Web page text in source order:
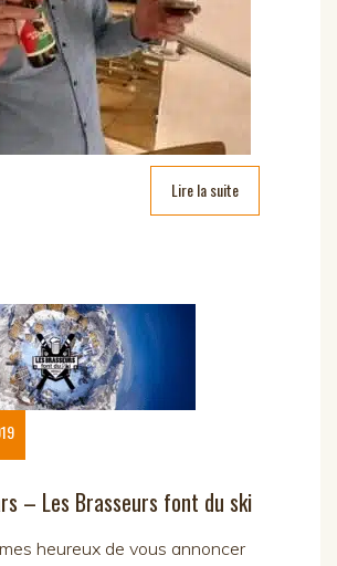
Lire la suite
– Les Brasseurs font du ski
heureux de vous annoncer